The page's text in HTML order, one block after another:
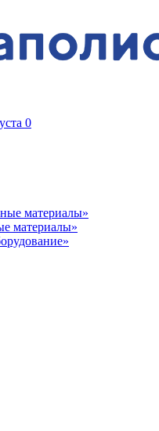
0
материалы»
материалы»